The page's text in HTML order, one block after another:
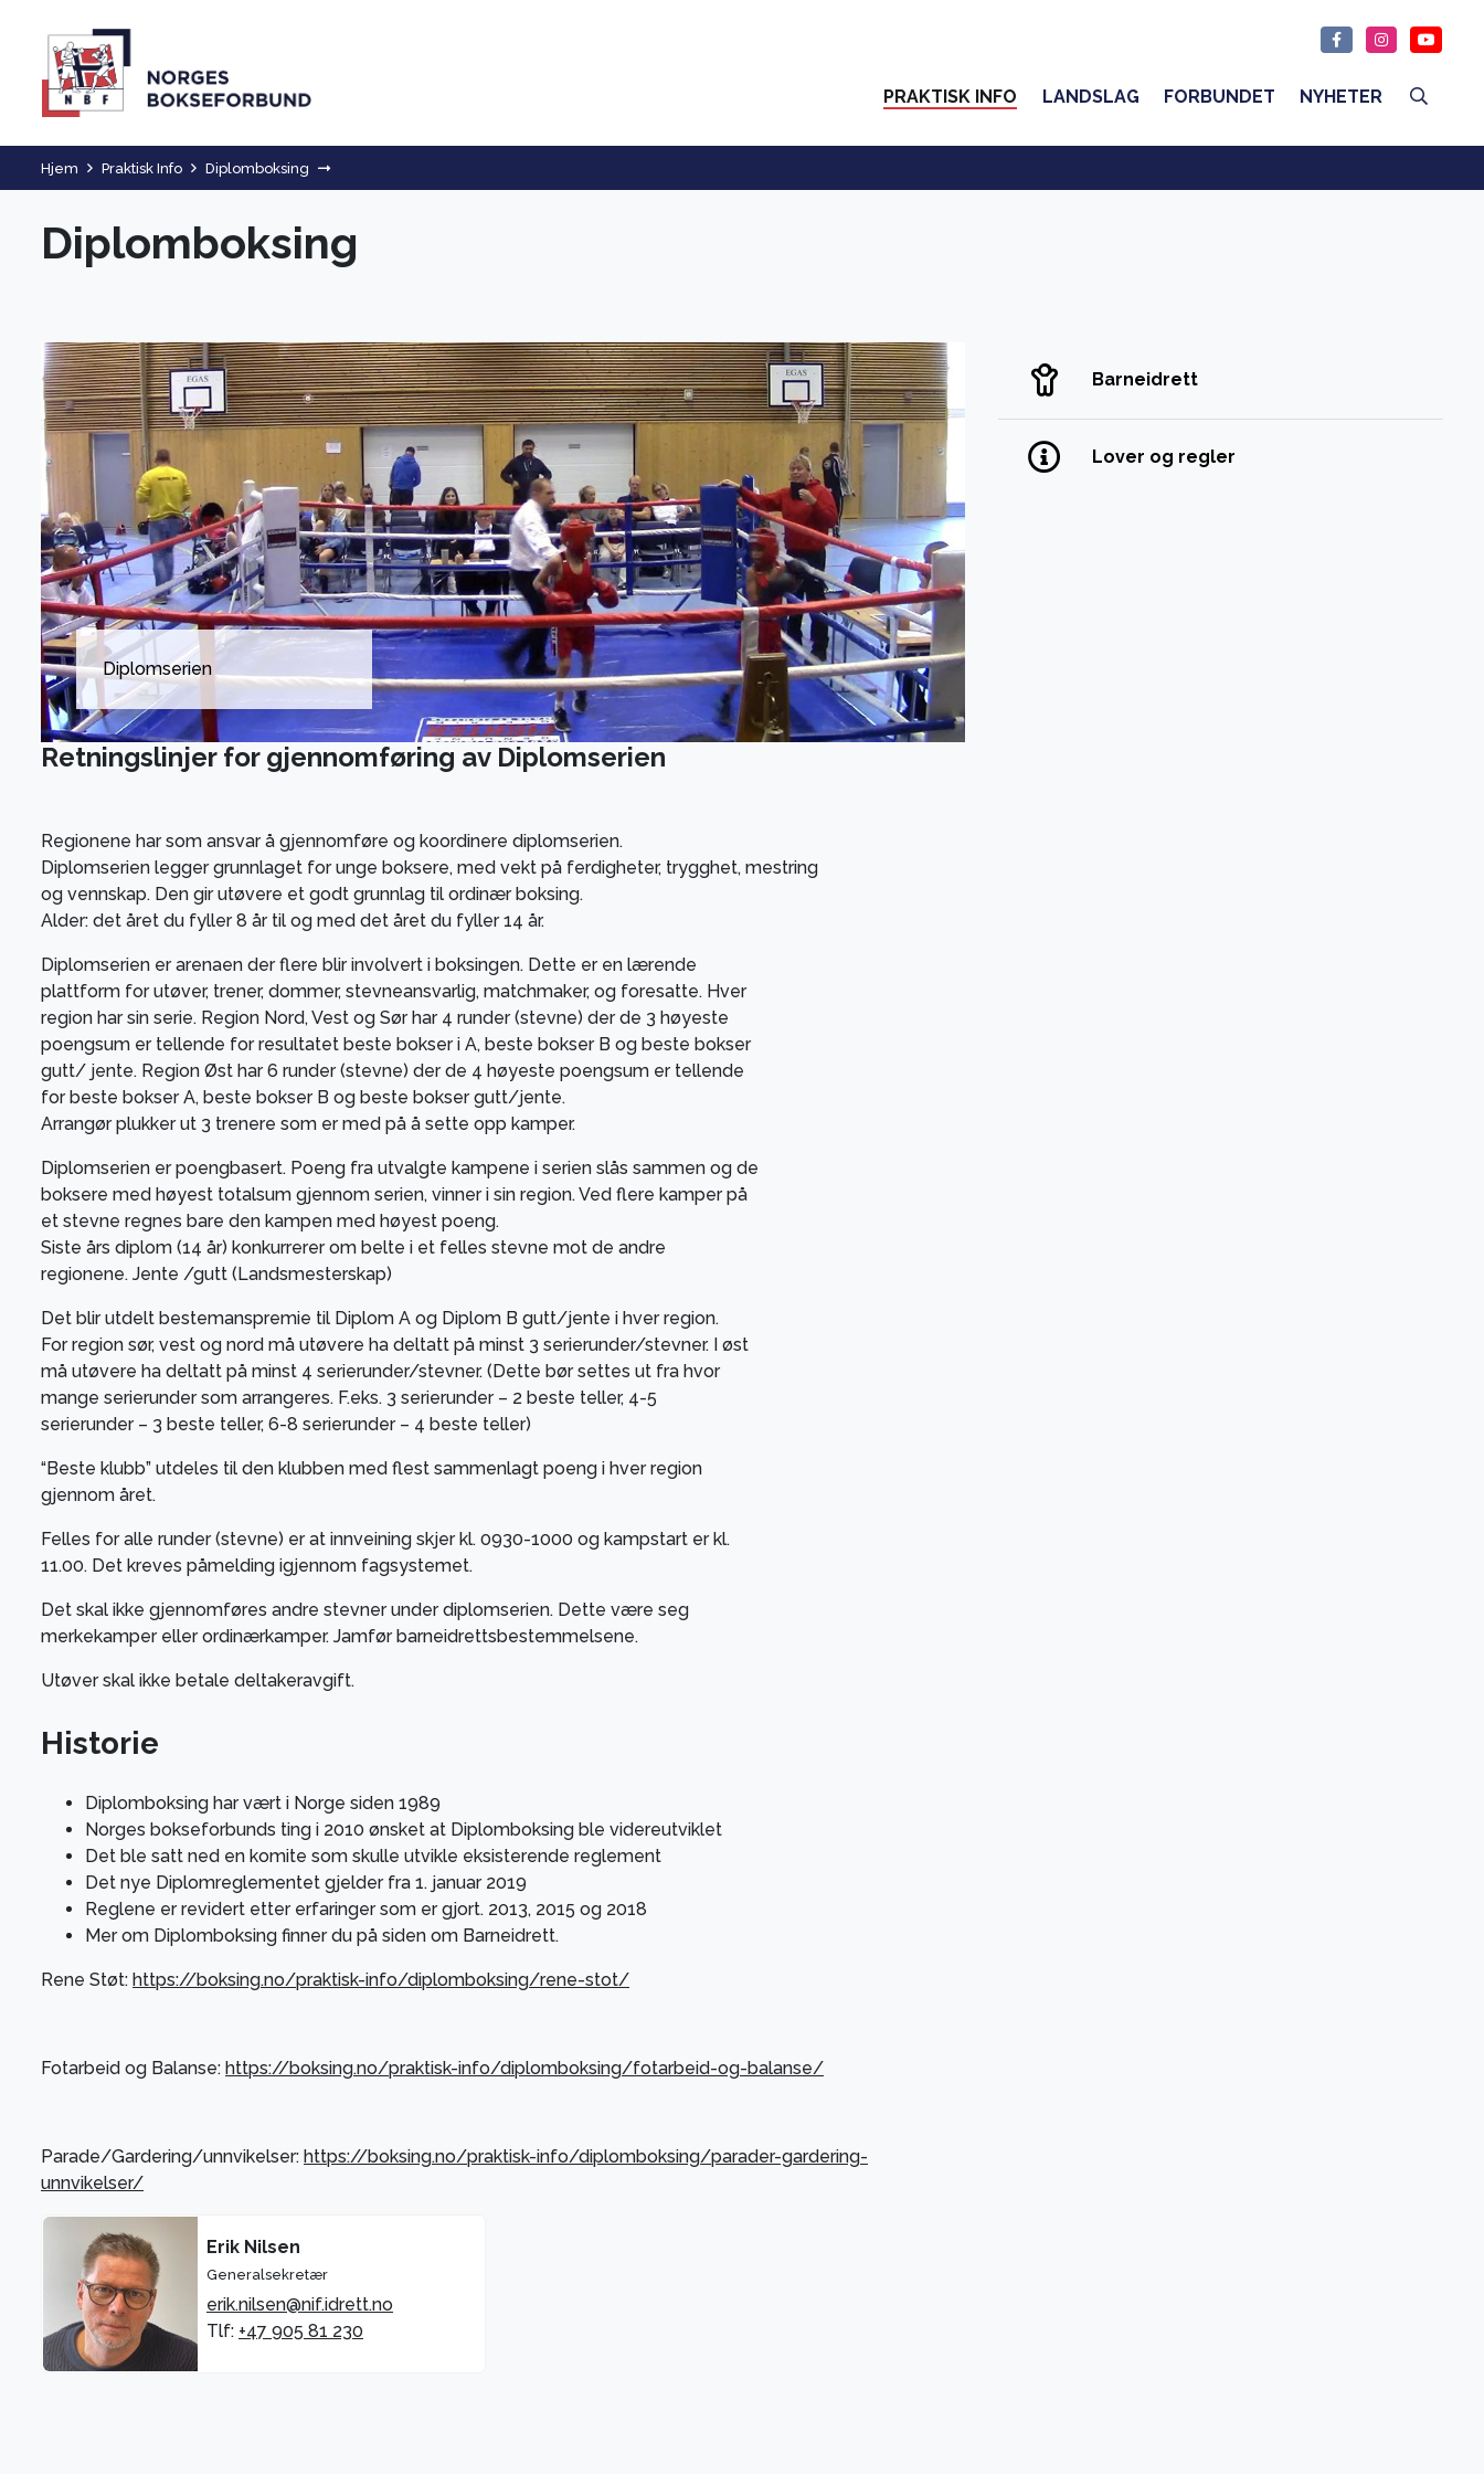
PRAKTISK INFO LANDSLAG FORBUNDET NYHETER
Hjem Praktisk Info Diplomboksing
Diplomboksing
Diplomserien
Retningslinjer for gjennomføring av Diplomserien
Regionene har som ansvar å gjennomføre og koordinere diplomserien.
Diplomserien legger grunnlaget for unge boksere, med vekt på ferdigheter, trygghet, mestring
og vennskap. Den gir utøvere et godt grunnlag til ordinær boksing.
Alder: det året du fyller 8 år til og med det året du fyller 14 år.
Diplomserien er arenaen der flere blir involvert i boksingen. Dette er en lærende
plattform for utøver, trener, dommer, stevneansvarlig, matchmaker, og foresatte. Hver
region har sin serie. Region Nord, Vest og Sør har 4 runder (stevne) der de 3 høyeste
poengsum er tellende for resultatet beste bokser i A, beste bokser B og beste bokser
gutt/ jente. Region Øst har 6 runder (stevne) der de 4 høyeste poengsum er tellende
for beste bokser A, beste bokser B og beste bokser gutt/jente.
Arrangør plukker ut 3 trenere som er med på å sette opp kamper.
Diplomserien er poengbasert. Poeng fra utvalgte kampene i serien slås sammen og de
boksere med høyest totalsum gjennom serien, vinner i sin region. Ved flere kamper på
et stevne regnes bare den kampen med høyest poeng.
Siste års diplom (14 år) konkurrerer om belte i et felles stevne mot de andre
regionene. Jente /gutt (Landsmesterskap)
Det blir utdelt bestemanspremie til Diplom A og Diplom B gutt/jente i hver region.
For region sør, vest og nord må utøvere ha deltatt på minst 3 serierunder/stevner. I øst
må utøvere ha deltatt på minst 4 serierunder/stevner. (Dette bør settes ut fra hvor
mange serierunder som arrangeres. F.eks. 3 serierunder – 2 beste teller, 4-5
serierunder – 3 beste teller, 6-8 serierunder – 4 beste teller)
“Beste klubb” utdeles til den klubben med flest sammenlagt poeng i hver region
gjennom året.
Felles for alle runder (stevne) er at innveining skjer kl. 0930-1000 og kampstart er kl.
11.00. Det kreves påmelding igjennom fagsystemet.
Det skal ikke gjennomføres andre stevner under diplomserien. Dette være seg
merkekamper eller ordinærkamper. Jamfør barneidrettsbestemmelsene.
Utøver skal ikke betale deltakeravgift.
Historie
Diplomboksing har vært i Norge siden 1989
Norges bokseforbunds ting i 2010 ønsket at Diplomboksing ble videreutviklet
Det ble satt ned en komite som skulle utvikle eksisterende reglement
Det nye Diplomreglementet gjelder fra 1. januar 2019
Reglene er revidert etter erfaringer som er gjort. 2013, 2015 og 2018
Mer om Diplomboksing finner du på siden om Barneidrett.
Rene Støt: https://boksing.no/praktisk-info/diplomboksing/rene-stot/
Fotarbeid og Balanse: https://boksing.no/praktisk-info/diplomboksing/fotarbeid-og-balanse/
Parade/Gardering/unnvikelser: https://boksing.no/praktisk-info/diplomboksing/parader-gardering-
unnvikelser/
Erik Nilsen
Generalsekretær
erik.nilsen@nif.idrett.no
Tlf: +47 905 81 230
Barneidrett
Lover og regler